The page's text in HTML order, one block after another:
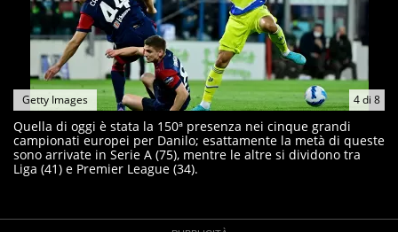
4di 8
Getty Images
Quella di oggi è stata la 150ª presenza nei cinque grandi
campionati europei per Danilo; esattamente la metà di queste
sono arrivate in Serie A (75), mentre le altre si dividono tra
Liga (41) e Premier League (34).